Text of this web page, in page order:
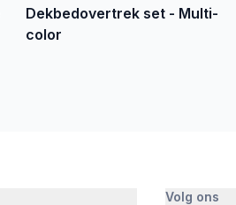
Dekbedovertrek set - Multi-
color
Volg ons